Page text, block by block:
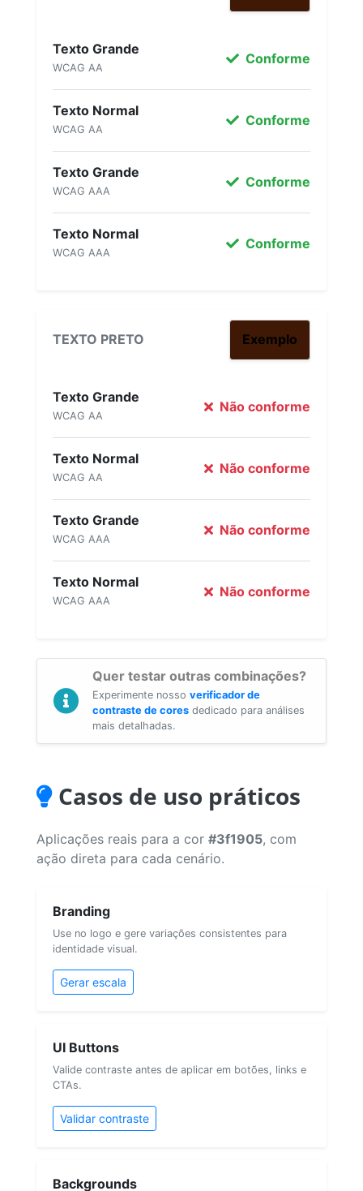
Texto Grande
WCAG AA
Conforme
Texto Normal
WCAG AA
Conforme
Texto Grande
WCAG AAA
Conforme
Texto Normal
WCAG AAA
Conforme
TEXTO PRETO Exemplo
Texto Grande
WCAG AA
Não conforme
Texto Normal
WCAG AA
Não conforme
Texto Grande
WCAG AAA
Não conforme
Texto Normal
WCAG AAA
Não conforme
Quer testar outras combinações?
Experimente nosso verificador de
contraste de cores dedicado para análises
mais detalhadas.
Casos de uso práticos
Aplicações reais para a cor #3f1905, com
ação direta para cada cenário.
Branding
Use no logo e gere variações consistentes para
identidade visual.
Gerar escala
UI Buttons
Valide contraste antes de aplicar em botões, links e
CTAs.
Validar contraste
Backgrounds